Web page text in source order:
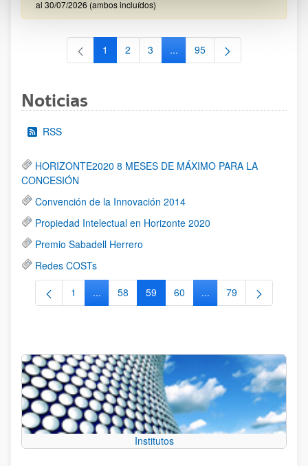
al 30/07/2026 (ambos incluídos)
Página
1 Página
2 Página
3 ...Páginas intermedias Use TAB
Página
95
Noticias
RSS
HORIZONTE2020 8 MESES DE MÁXIMO PARA LA
CONCESIÓN
Convención de la Innovación 2014
Propiedad Intelectual en Horizonte 2020
Premio Sabadell Herrero
Redes COSTs
Página
1 ...Páginas intermedias Use TAB para desplazarse.
Página
58 Página
59 Página
60 ...Páginas intermedias
Página
79
Institutos